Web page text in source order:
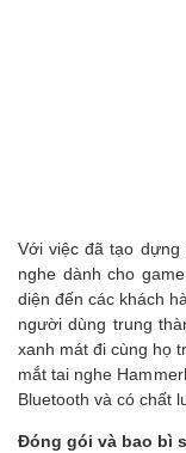
Với việc đã tạo
nghe dành cho
diện đến các khách
người dùng trung
xanh mát đi cùng họ
mắt tai nghe
Bluetooth và có chất
Đóng gói và bao bì